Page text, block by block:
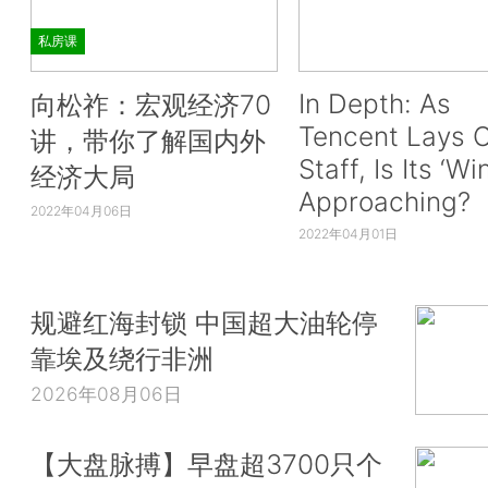
私房课
向松祚：宏观经济70
讲，带你了解国内外
经济大局
2022年04月06日
In Depth: As
Tencent Lays
Staff, Is Its
Approaching?
2022年04月01日
规避红海封锁 中国超大油轮停
靠埃及绕行非洲
2026年08月06日
【大盘脉搏】早盘超3700只个